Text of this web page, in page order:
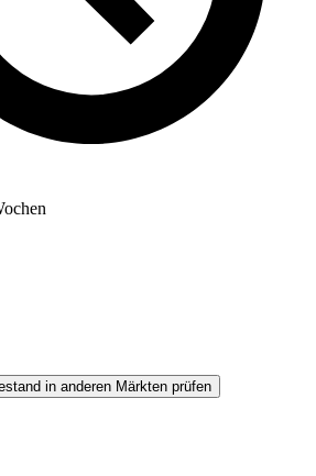
in anderen Märkten prüfen